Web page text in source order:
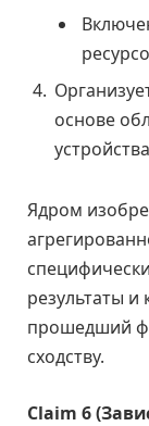
основе
Ядром
результаты и
прошедший
сходству.
Claim 6